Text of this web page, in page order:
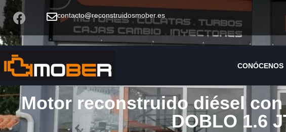
contacto@reconstruidosmober.es
CONÓCENOS
CONÓCENOS
Motor reconstruido diésel
DOBLO 1.6